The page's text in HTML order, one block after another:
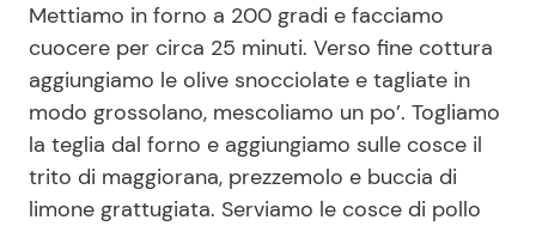
Mettiamo in forno a 200 gradi e facciamo
cuocere per circa 25 minuti. Verso fine cottura
aggiungiamo le olive snocciolate e tagliate in
modo grossolano, mescoliamo un po’. Togliamo
la teglia dal forno e aggiungiamo sulle cosce il
trito di maggiorana, prezzemolo e buccia di
limone grattugiata. Serviamo le cosce di pollo